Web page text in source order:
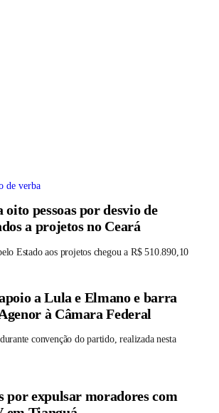
de verba
pessoas por desvio de
a projetos no Ceará
Estado aos projetos chegou a R$ 510.890,10
a Lula e Elmano e barra
à Câmara Federal
convenção do partido, realizada nesta
por expulsar moradores com